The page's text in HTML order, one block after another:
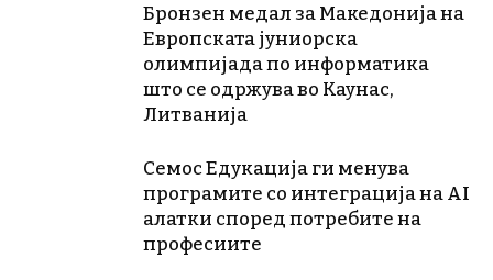
Бронзен медал за Македонија на
Европската јуниорска
олимпијада по информатика
што се одржува во Каунас,
Литванија
Семос Едукација ги менува
програмите со интеграција на AI
алатки според потребите на
професиите